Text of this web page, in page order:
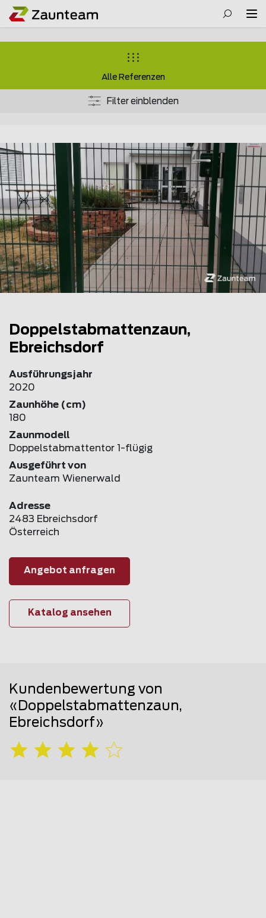
Alle Referenzen
Filter einblenden
Doppelstabmattenzaun,
Ebreichsdorf
Ausführungsjahr
2020
Zaunhöhe (cm)
180
Zaunmodell
Doppelstabmattentor 1-flügig
Ausgeführt von
Zaunteam Wienerwald
Adresse
2483 Ebreichsdorf
Österreich
Angebot anfragen
Katalog ansehen
Kundenbewertung von
«Doppelstabmattenzaun,
Ebreichsdorf»